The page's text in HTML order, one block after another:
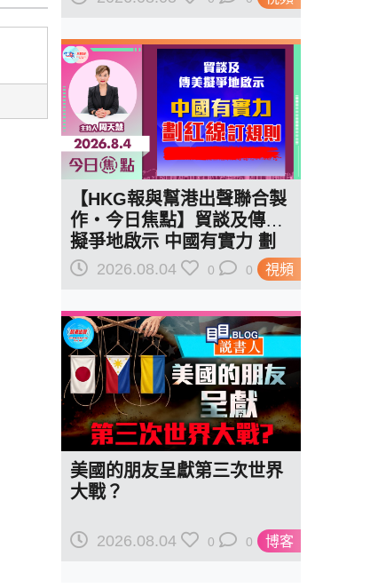
視頻
【HKG報與幫港出聲聯合製
作‧今日焦點】貿談及傳美
擬爭地啟示 中國有實力 劃
紅線訂規則
2026.08.04 0 0
博客
美國的朋友呈獻第三次世界
大戰？
2026.08.04 0 0